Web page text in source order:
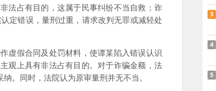
占有目的，这属于民事纠纷不当自救；诈
定错误，量刑过重，请求改判无罪或减轻处
假合同及处罚材料，使谭某陷入错误认识
观上具有非法占有目的。对于诈骗金额，法
。同时，法院认为原审量刑并无不当。
3
4
5